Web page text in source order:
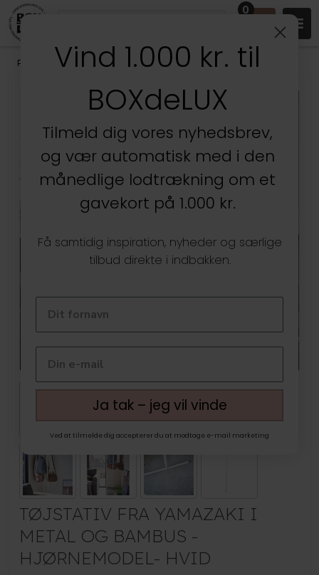
0
Produkter /Soveværelset Tøjstativer
TØJSTATIV FRA YAMAZAKI I
METAL OG BAMBUS -
HJØRNEMODEL- HVID
Vind 1.000 kr. til
BOXdeLUX
Tilmeld dig vores nyhedsbrev,
og vær automatisk med i den
månedlige lodtrækning om et
gavekort på 1.000 kr.
Få samtidig inspiration, nyheder og særlige
tilbud direkte i indbakken.
Ja tak – jeg vil vinde
Ved at tilmelde dig accepterer du at modtage e-mail marketing